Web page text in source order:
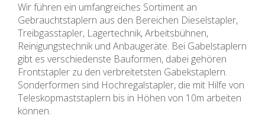
Wir führen ein umfangreiches Sortiment an
Gebrauchtstaplern aus den Bereichen Dieselstapler,
Treibgasstapler, Lagertechnik, Arbeitsbühnen,
Reinigungstechnik und Anbaugeräte. Bei Gabelstaplern
gibt es verschiedenste Bauformen, dabei gehören
Frontstapler zu den verbreitetsten Gabekstaplern.
Sonderformen sind Hochregalstapler, die mit Hilfe von
Teleskopmaststaplern bis in Höhen von 10m arbeiten
können.